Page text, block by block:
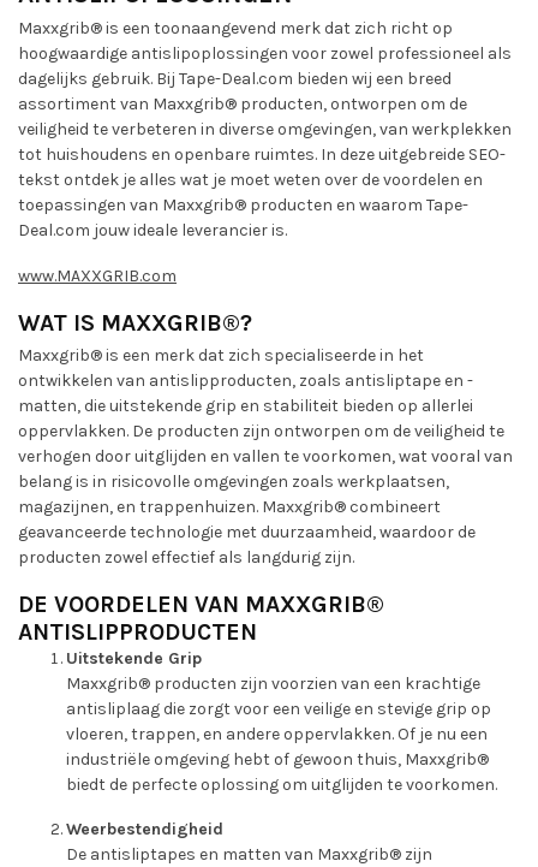
Maxxgrib® is een toonaangevend merk dat zich richt op
hoogwaardige antislipoplossingen voor zowel professioneel als
dagelijks gebruik. Bij Tape-Deal.com bieden wij een breed
assortiment van Maxxgrib® producten, ontworpen om de
veiligheid te verbeteren in diverse omgevingen, van werkplekken
tot huishoudens en openbare ruimtes. In deze uitgebreide SEO-
tekst ontdek je alles wat je moet weten over de voordelen en
toepassingen van Maxxgrib® producten en waarom Tape-
Deal.com jouw ideale leverancier is.
www.MAXXGRIB.com
WAT IS MAXXGRIB®?
Maxxgrib® is een merk dat zich specialiseerde in het
ontwikkelen van antislipproducten, zoals antisliptape en -
matten, die uitstekende grip en stabiliteit bieden op allerlei
oppervlakken. De producten zijn ontworpen om de veiligheid te
verhogen door uitglijden en vallen te voorkomen, wat vooral van
belang is in risicovolle omgevingen zoals werkplaatsen,
magazijnen, en trappenhuizen. Maxxgrib® combineert
geavanceerde technologie met duurzaamheid, waardoor de
producten zowel effectief als langdurig zijn.
DE VOORDELEN VAN MAXXGRIB®
ANTISLIPPRODUCTEN
Uitstekende Grip
Maxxgrib® producten zijn voorzien van een krachtige
antisliplaag die zorgt voor een veilige en stevige grip op
vloeren, trappen, en andere oppervlakken. Of je nu een
industriële omgeving hebt of gewoon thuis, Maxxgrib®
biedt de perfecte oplossing om uitglijden te voorkomen.
Weerbestendigheid
De antisliptapes en matten van Maxxgrib® zijn